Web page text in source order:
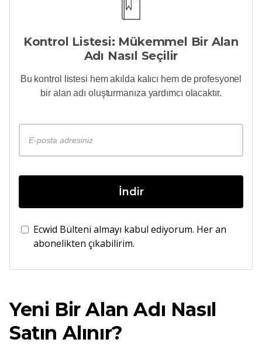
Kontrol Listesi: Mükemmel Bir Alan
Adı Nasıl Seçilir
Bu kontrol listesi hem akılda kalıcı hem de profesyonel
bir alan adı oluşturmanıza yardımcı olacaktır.
İndir
Ecwid Bülteni almayı kabul ediyorum. Her an
abonelikten çıkabilirim.
Yeni Bir Alan Adı Nasıl
Satın Alınır?